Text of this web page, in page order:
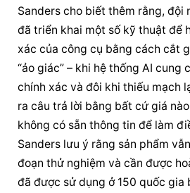
Sanders cho biết thêm rằng, đội
đã triển khai một số kỹ thuật để
xác của công cụ bằng cách cắt
“ảo giác” – khi hệ thống AI cung
chính xác và đôi khi thiếu mạch
ra câu trả lời bằng bất cứ giá
không có sẵn thông tin để làm
Sanders lưu ý rằng sản phẩm
đoạn thử nghiệm và cần được
đã được sử dụng ở 150 quốc gia